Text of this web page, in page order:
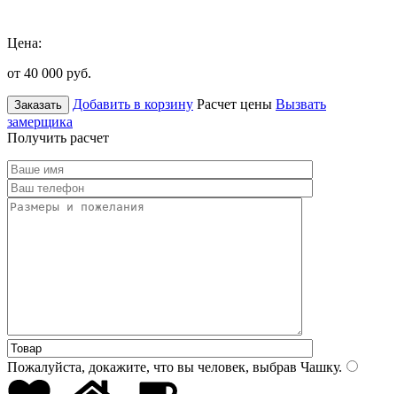
Цена:
от 40 000 руб.
Заказать Добавить в корзину Расчет цены Вызвать
замерщика
Получить расчет
Пожалуйста, докажите, что вы человек, выбрав Чашку.